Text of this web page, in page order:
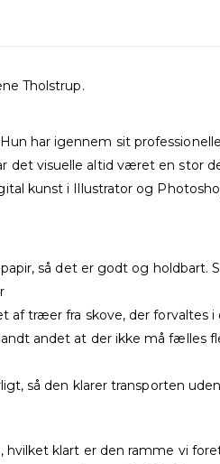
Tholstrup.
har igennem sit
det visuelle altid været en stor
kunst i Illustrator og
så det er godt og
træer fra skove, der forvaltes
andet at der ikke må fælles
så den klarer transporten
klart er den ramme vi